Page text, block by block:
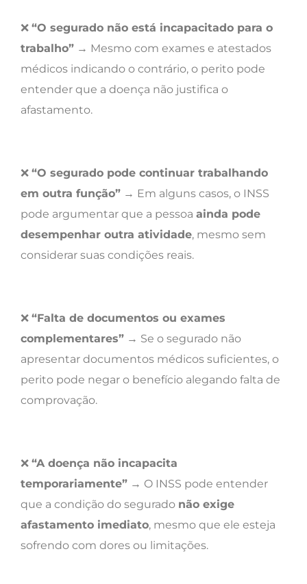
❌ “O segurado não está incapacitado para o
trabalho” → Mesmo com exames e atestados
médicos indicando o contrário, o perito pode
entender que a doença não justifica o
afastamento.
❌ “O segurado pode continuar trabalhando
em outra função” → Em alguns casos, o INSS
pode argumentar que a pessoa ainda pode
desempenhar outra atividade, mesmo sem
considerar suas condições reais.
❌ “Falta de documentos ou exames
complementares” → Se o segurado não
apresentar documentos médicos suficientes, o
perito pode negar o benefício alegando falta de
comprovação.
❌ “A doença não incapacita
temporariamente” → O INSS pode entender
que a condição do segurado não exige
afastamento imediato, mesmo que ele esteja
sofrendo com dores ou limitações.